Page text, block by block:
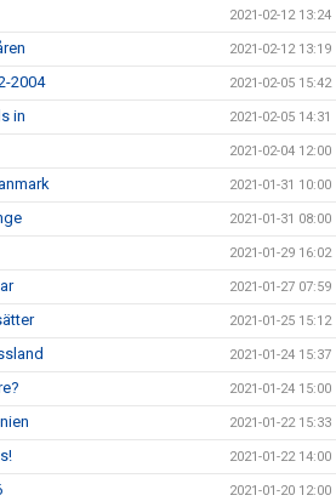
2021-02-12 13:24
2021-02-12 13:19
2004 2021-02-05 15:42
in 2021-02-05 14:31
2021-02-04 12:00
2021-01-31 10:00
2021-01-31 08:00
2021-01-29 16:02
2021-01-27 07:59
2021-01-25 15:12
2021-01-24 15:37
2021-01-24 15:00
2021-01-22 15:33
2021-01-22 14:00
2021-01-20 12:00